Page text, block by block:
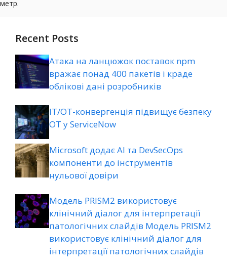
Recent Posts
Атака на ланцюжок поставок npm
вражає понад 400 пакетів і краде
облікові дані розробників
ІТ/ОТ-конвергенція підвищує безпеку
ОТ у ServiceNow
Microsoft додає AI та DevSecOps
компоненти до інструментів
нульової довіри
Модель PRISM2 використовує
клінічний діалог для інтерпретації
патологічних слайдів Модель PRISM2
використовує клінічний діалог для
інтерпретації патологічних слайдів